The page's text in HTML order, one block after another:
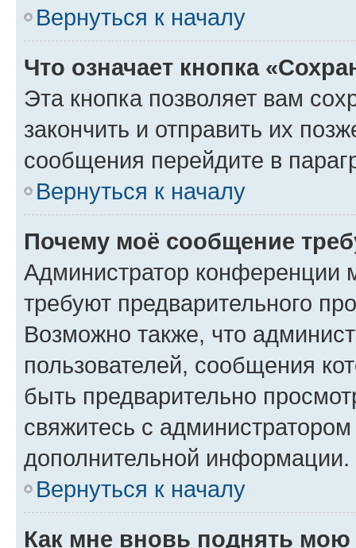
Вернуться к началу
Что означает кнопка
Эта кнопка позволяет вам
закончить и отправить их
сообщения перейдите в
Вернуться к началу
Почему моё сообщение
Администратор конференции
требуют предварительного
Возможно также, что
пользователей, сообщения
быть предварительно
свяжитесь с
дополнительной информации.
Вернуться к началу
Как мне вновь поднять мою